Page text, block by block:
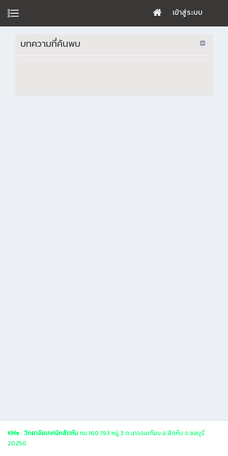
เข้าสู่ระบบ
บทความที่ค้นพบ
KMe: วิทยาลัยเทคนิคสัตหีบกม.160 193 หมู่ 3 ต.นาจอมเทียน อ.สัตหีบ จ.ชลบุรี
20250